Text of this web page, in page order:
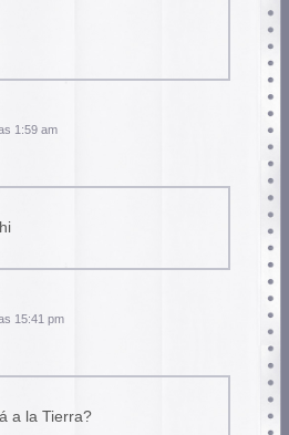
1:59 am
15:41 pm
a la Tierra?